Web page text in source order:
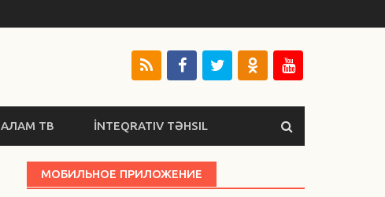
АЛАМ ТВ İNTEQRATIV TƏHSIL
МОБИЛЬНОЕ ПРИЛОЖЕНИЕ